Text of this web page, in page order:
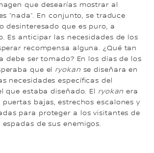
que desearías mostrar al
“nada”. En conjunto, se traduce
desinteresado que es puro, a
Es anticipar las necesidades de los
recompensa alguna. ¿Qué tan
debe ser tomado? En los días de los
que el ryokan se diseñara en
necesidades específicas del
que estaba diseñado. El ryokan era
bajas, estrechos escalones y
para proteger a los visitantes de
espadas de sus enemigos.